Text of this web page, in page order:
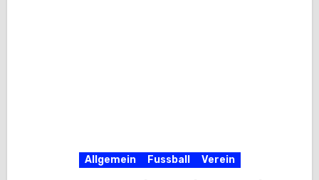
Allgemein Fussball Verein